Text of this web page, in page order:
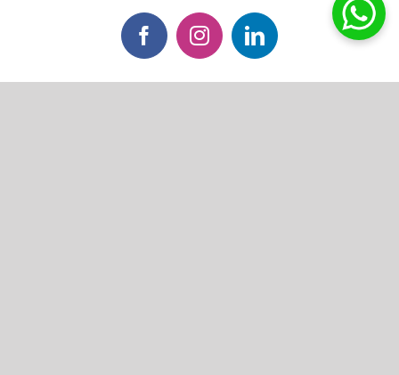
FacebookInstagramLinkedIn